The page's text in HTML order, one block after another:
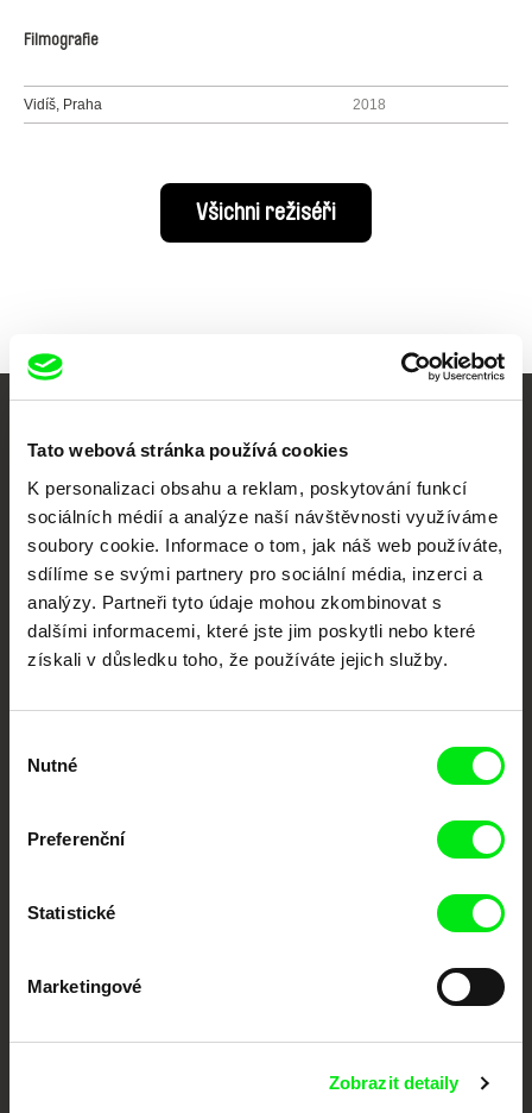
Tato webová stránka používá cookies
K personalizaci obsahu a reklam, poskytování funkcí
sociálních médií a analýze naší návštěvnosti využíváme
soubory cookie. Informace o tom, jak náš web používáte,
sdílíme se svými partnery pro sociální média, inzerci a
analýzy. Partneři tyto údaje mohou zkombinovat s
dalšími informacemi, které jste jim poskytli nebo které
získali v důsledku toho, že používáte jejich služby.
souhlasu
Nutné
Preferenční
Statistické
Marketingové
Zobrazit detaily
Filmografie
Vidíš, Praha 2018
Všichni režiséři
Vaše online
dokumentární kino
Nové festivalové filmy
každý týden
Portál DAFilms.cz je výsledkem tvůrčí spolupráce 7 klíčových evropských
festivalů dokumentárního filmu sdružených do Doc Alliance. Naším cílem je